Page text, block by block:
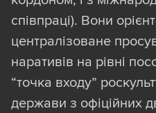
от за місцем роботи,
або зібрані короткі
“Миротворці”, який
майданчик із
біографічної
співпраці). Вони
централізоване
наративів на рівні
“точка входу”
держави з офіційних